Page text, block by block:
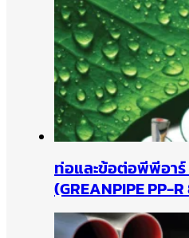
ท่อและข้อต่อพีพีอาร์
(GREANPIPE PP-